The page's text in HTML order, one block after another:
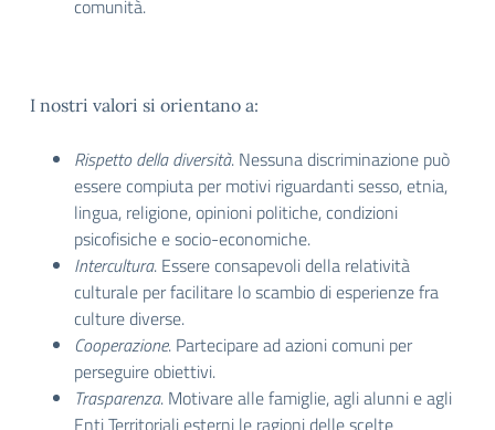
comunità.
I nostri valori si orientano a:
Rispetto della diversità. Nessuna discriminazione può
essere compiuta per motivi riguardanti sesso, etnia,
lingua, religione, opinioni politiche, condizioni
psicofisiche e socio-economiche.
Intercultura. Essere consapevoli della relatività
culturale per facilitare lo scambio di esperienze fra
culture diverse.
Cooperazione. Partecipare ad azioni comuni per
perseguire obiettivi.
Trasparenza. Motivare alle famiglie, agli alunni e agli
Enti Territoriali esterni le ragioni delle scelte